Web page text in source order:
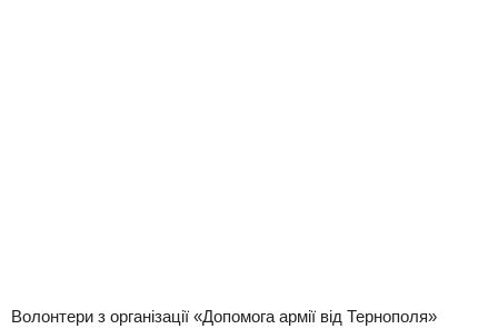
Волонтери з організації «Допомога армії від Тернополя»